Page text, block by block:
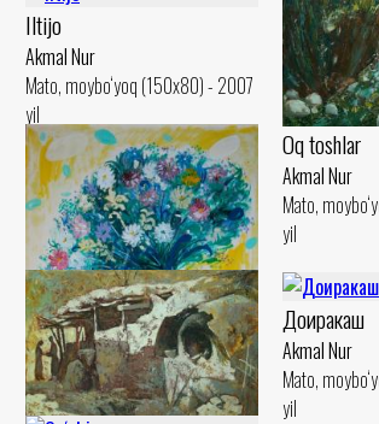
Oq toshlar
Akmal Nur
Mato,
yil
Iltijo
Akmal Nur
Mato, moybo‘yoq (150x80) - 2007
yil
Доиракаш
Akmal Nur
Mato,
yil